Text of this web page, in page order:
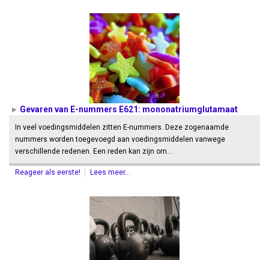
Gevaren van E-nummers E621: mononatriumglutamaat
In veel voedingsmiddelen zitten E-nummers. Deze zogenaamde
nummers worden toegevoegd aan voedingsmiddelen vanwege
verschillende redenen. Een reden kan zijn om…
Reageer als eerste! Lees meer...